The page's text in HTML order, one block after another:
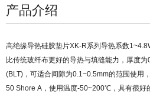
产品介绍
高绝缘导热硅胶垫片XK-R系列 导热系数
比传统玻纤布更好的导热与填缝能力，厚度
(BLT)，可适合间隙为0.1~0.5mm的范围使用
50 Shore A，使用温度-50~200℃， 具有很好